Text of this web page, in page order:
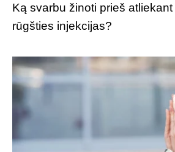
Ką svarbu žinoti prieš
rūgšties injekcijas?